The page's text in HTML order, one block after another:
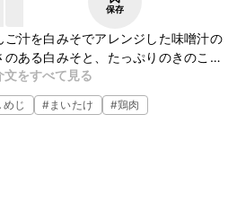
保存
汁を白みそでアレンジした味噌汁の
ある白みそと、たっぷりのきのこの
いです。モチモチのだんごでボ
足の一品です。
文をすべて見る
めじ #まいたけ #鶏肉